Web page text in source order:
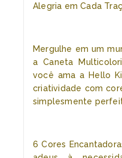
Alegria em Cada
Mergulhe em um
a Caneta
você ama a Hello
criatividade com
simplesmente
6 Cores